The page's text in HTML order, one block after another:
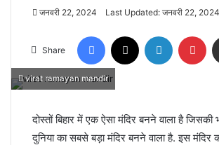
जनवरी 22, 2024 Last Updated: जनवरी 22, 2024
Share
Facebook LinkedIn
virat ramayan mandir
दोस्तों बिहार में एक ऐसा मंदिर बनने वाला है
दुनिया का सबसे बड़ा मंदिर बनने वाला है. इस मंदिर